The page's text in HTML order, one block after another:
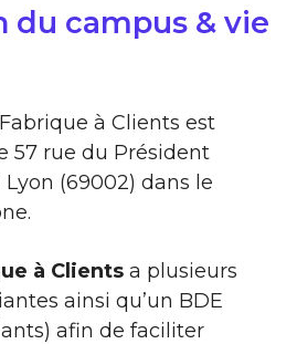
du campus & vie
à Clients est
57 rue du Président
(69002) dans le
à Clients a plusieurs
ainsi qu’un BDE
afin de faciliter